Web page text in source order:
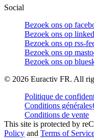
Social
Bezoek ons op
Bezoek ons op
Bezoek ons op rss-
Bezoek ons op
Bezoek ons op
© 2026 Euractiv FR. All
Politique de
Conditions générales
Conditions de vente
This site is protected by
Policy and Terms of